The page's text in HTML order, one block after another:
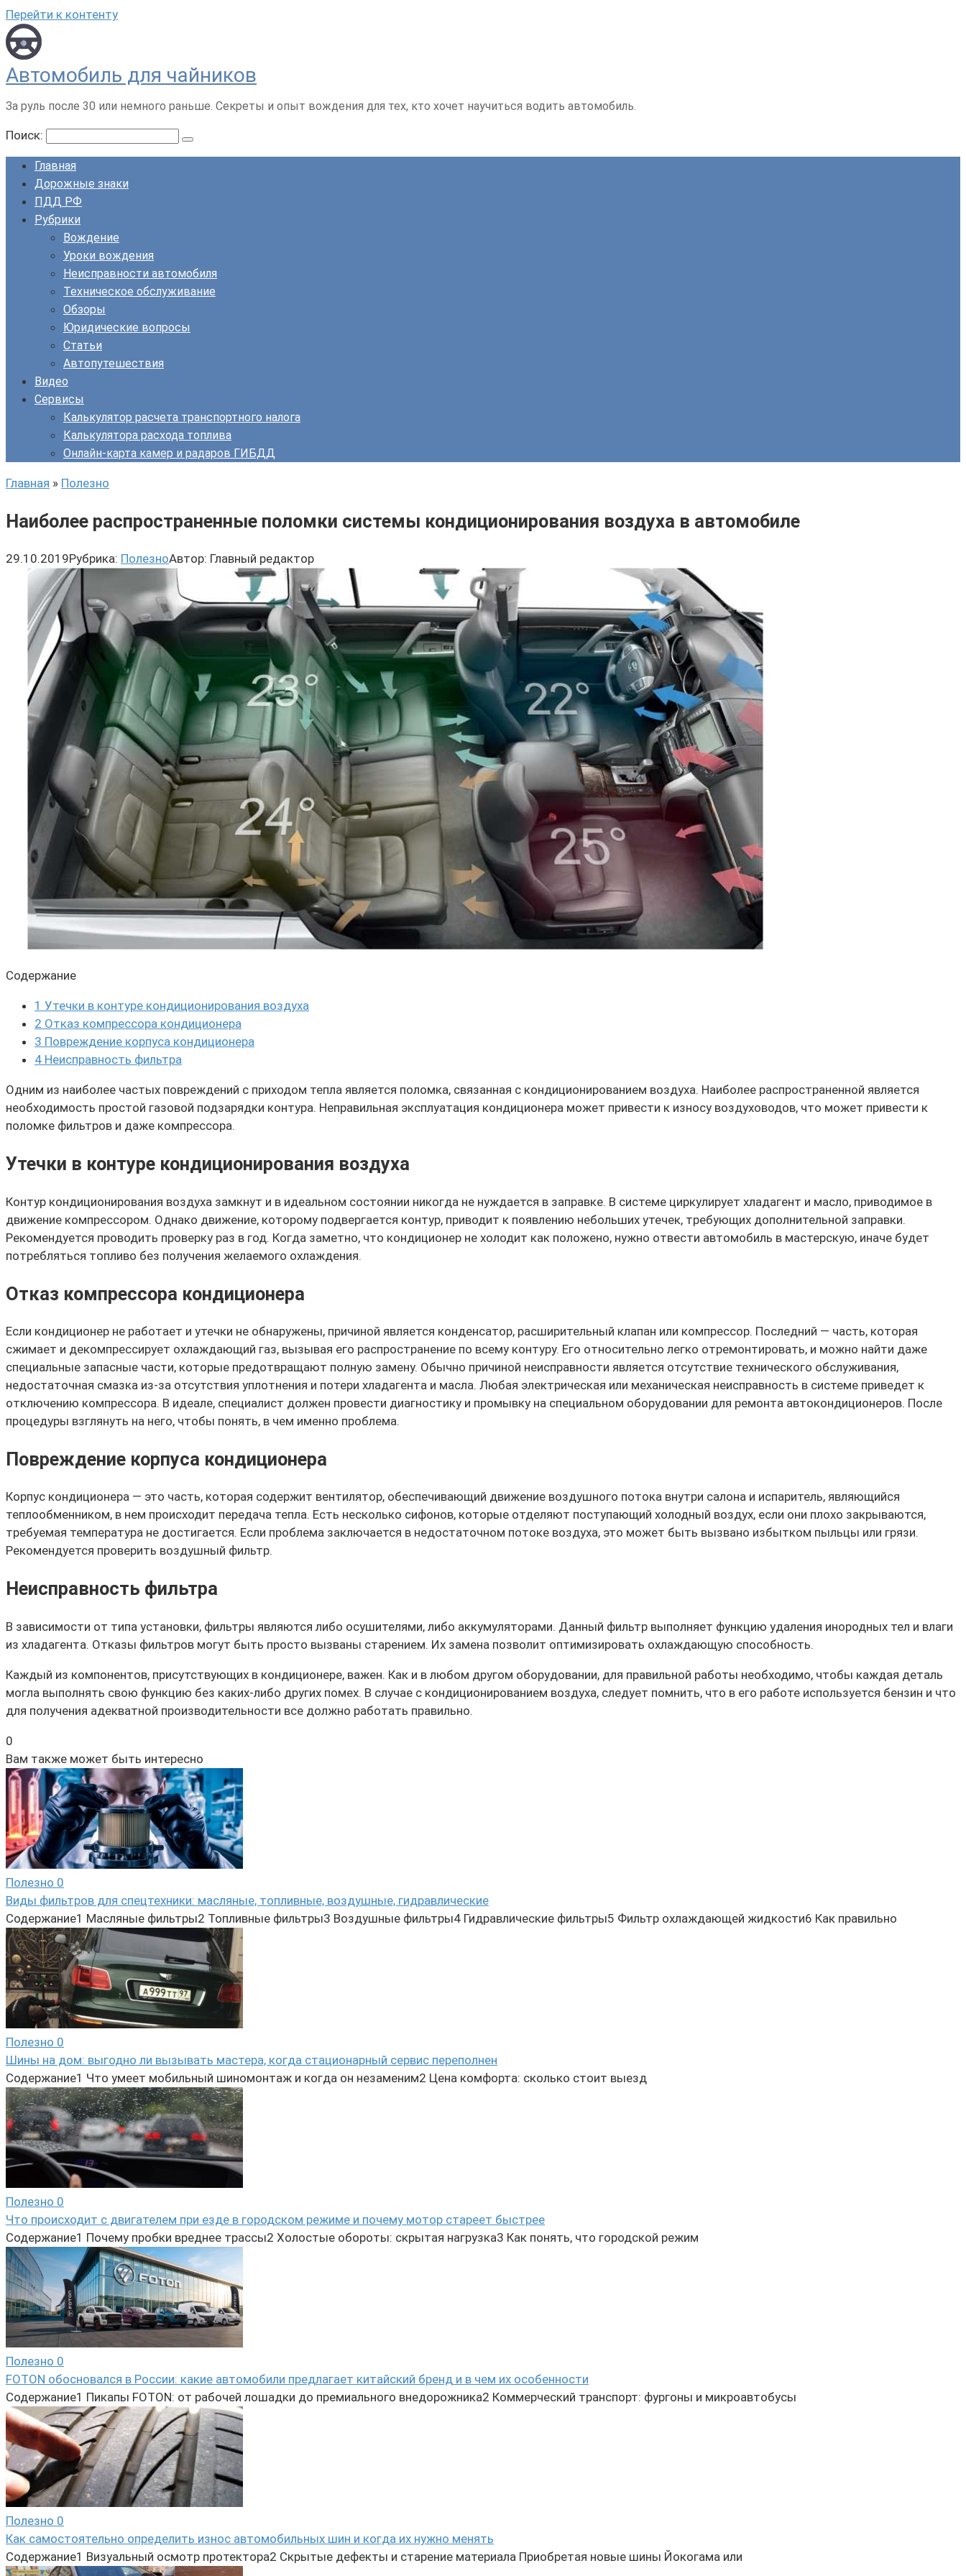
Перейти к контенту
Автомобиль для чайников
За руль после 30 или немного раньше. Секреты и опыт вождения для тех, кто хочет научиться водить автомобиль.
Поиск:
Главная
Дорожные знаки
ПДД РФ
Рубрики
Вождение
Уроки вождения
Неисправности автомобиля
Техническое обслуживание
Обзоры
Юридические вопросы
Статьи
Автопутешествия
Видео
Сервисы
Калькулятор расчета транспортного налога
Калькулятора расхода топлива
Онлайн-карта камер и радаров ГИБДД
Главная » Полезно
Наиболее распространенные поломки системы кондиционирования воздуха в автомобиле
29.10.2019Рубрика: ПолезноАвтор: Главный редактор
Содержание
1 Утечки в контуре кондиционирования воздуха
2 Отказ компрессора кондиционера
3 Повреждение корпуса кондиционера
4 Неисправность фильтра
Одним из наиболее частых повреждений с приходом тепла является поломка, связанная с кондиционированием воздуха. Наиболее распространенной является
необходимость простой газовой подзарядки контура. Неправильная эксплуатация кондиционера может привести к износу воздуховодов, что может привести к
поломке фильтров и даже компрессора.
Утечки в контуре кондиционирования воздуха
Контур кондиционирования воздуха замкнут и в идеальном состоянии никогда не нуждается в заправке. В системе циркулирует хладагент и масло, приводимое в
движение компрессором. Однако движение, которому подвергается контур, приводит к появлению небольших утечек, требующих дополнительной заправки.
Рекомендуется проводить проверку раз в год. Когда заметно, что кондиционер не холодит как положено, нужно отвести автомобиль в мастерскую, иначе будет
потребляться топливо без получения желаемого охлаждения.
Отказ компрессора кондиционера
Если кондиционер не работает и утечки не обнаружены, причиной является конденсатор, расширительный клапан или компрессор. Последний — часть, которая
сжимает и декомпрессирует охлаждающий газ, вызывая его распространение по всему контуру. Его относительно легко отремонтировать, и можно найти даже
специальные запасные части, которые предотвращают полную замену. Обычно причиной неисправности является отсутствие технического обслуживания,
недостаточная смазка из-за отсутствия уплотнения и потери хладагента и масла. Любая электрическая или механическая неисправность в системе приведет к
отключению компрессора. В идеале, специалист должен провести диагностику и промывку на специальном оборудовании для ремонта автокондиционеров. После
процедуры взглянуть на него, чтобы понять, в чем именно проблема.
Повреждение корпуса кондиционера
Корпус кондиционера — это часть, которая содержит вентилятор, обеспечивающий движение воздушного потока внутри салона и испаритель, являющийся
теплообменником, в нем происходит передача тепла. Есть несколько сифонов, которые отделяют поступающий холодный воздух, если они плохо закрываются,
требуемая температура не достигается. Если проблема заключается в недостаточном потоке воздуха, это может быть вызвано избытком пыльцы или грязи.
Рекомендуется проверить воздушный фильтр.
Неисправность фильтра
В зависимости от типа установки, фильтры являются либо осушителями, либо аккумуляторами. Данный фильтр выполняет функцию удаления инородных тел и влаги
из хладагента. Отказы фильтров могут быть просто вызваны старением. Их замена позволит оптимизировать охлаждающую способность.
Каждый из компонентов, присутствующих в кондиционере, важен. Как и в любом другом оборудовании, для правильной работы необходимо, чтобы каждая деталь
могла выполнять свою функцию без каких-либо других помех. В случае с кондиционированием воздуха, следует помнить, что в его работе используется бензин и что
для получения адекватной производительности все должно работать правильно.
0
Вам также может быть интересно
Полезно 0
Виды фильтров для спецтехники: масляные, топливные, воздушные, гидравлические
Содержание1 Масляные фильтры2 Топливные фильтры3 Воздушные фильтры4 Гидравлические фильтры5 Фильтр охлаждающей жидкости6 Как правильно
Полезно 0
Шины на дом: выгодно ли вызывать мастера, когда стационарный сервис переполнен
Содержание1 Что умеет мобильный шиномонтаж и когда он незаменим2 Цена комфорта: сколько стоит выезд
Полезно 0
Что происходит с двигателем при езде в городском режиме и почему мотор стареет быстрее
Содержание1 Почему пробки вреднее трассы2 Холостые обороты: скрытая нагрузка3 Как понять, что городской режим
Полезно 0
FOTON обосновался в России: какие автомобили предлагает китайский бренд и в чем их особенности
Содержание1 Пикапы FOTON: от рабочей лошадки до премиального внедорожника2 Коммерческий транспорт: фургоны и микроавтобусы
Полезно 0
Как самостоятельно определить износ автомобильных шин и когда их нужно менять
Содержание1 Визуальный осмотр протектора2 Скрытые дефекты и старение материала Приобретая новые шины Йокогама или